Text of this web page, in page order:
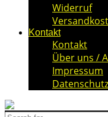
Widerruf
Kontakt
Kontakt
Über uns /
Impressum
Datenschutz